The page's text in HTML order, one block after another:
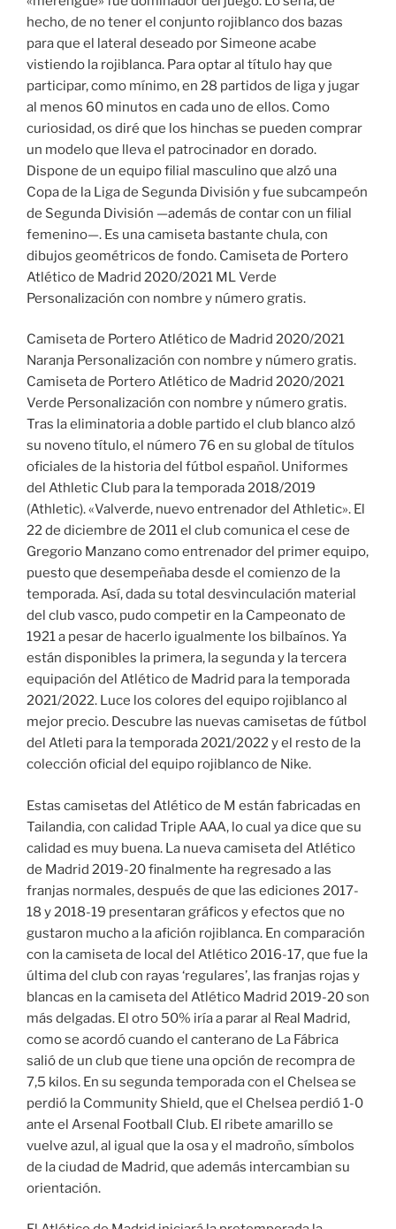
hecho, de no tener el conjunto rojiblanco dos bazas
para que el lateral deseado por Simeone acabe
vistiendo la rojiblanca. Para optar al título hay que
participar, como mínimo, en 28 partidos de liga y jugar
al menos 60 minutos en cada uno de ellos. Como
curiosidad, os diré que los hinchas se pueden comprar
un modelo que lleva el patrocinador en dorado.
Dispone de un equipo filial masculino que alzó una
Copa de la Liga de Segunda División y fue subcampeón
de Segunda División —además de contar con un filial
femenino—. Es una camiseta bastante chula, con
dibujos geométricos de fondo. Camiseta de Portero
Atlético de Madrid 2020/2021 ML Verde
Personalización con nombre y número gratis.
Camiseta de Portero Atlético de Madrid 2020/2021
Naranja Personalización con nombre y número gratis.
Camiseta de Portero Atlético de Madrid 2020/2021
Verde Personalización con nombre y número gratis.
Tras la eliminatoria a doble partido el club blanco alzó
su noveno título, el número 76 en su global de títulos
oficiales de la historia del fútbol español. Uniformes
del Athletic Club para la temporada 2018/2019
(Athletic). «Valverde, nuevo entrenador del Athletic». El
22 de diciembre de 2011 el club comunica el cese de
Gregorio Manzano como entrenador del primer equipo,
puesto que desempeñaba desde el comienzo de la
temporada. Así, dada su total desvinculación material
del club vasco, pudo competir en la Campeonato de
1921 a pesar de hacerlo igualmente los bilbaínos. Ya
están disponibles la primera, la segunda y la tercera
equipación del Atlético de Madrid para la temporada
2021/2022. Luce los colores del equipo rojiblanco al
mejor precio. Descubre las nuevas camisetas de fútbol
del Atleti para la temporada 2021/2022 y el resto de la
colección oficial del equipo rojiblanco de Nike.
Estas camisetas del Atlético de M están fabricadas en
Tailandia, con calidad Triple AAA, lo cual ya dice que su
calidad es muy buena. La nueva camiseta del Atlético
de Madrid 2019-20 finalmente ha regresado a las
franjas normales, después de que las ediciones 2017-
18 y 2018-19 presentaran gráficos y efectos que no
gustaron mucho a la afición rojiblanca. En comparación
con la camiseta de local del Atlético 2016-17, que fue la
última del club con rayas ‘regulares’, las franjas rojas y
blancas en la camiseta del Atlético Madrid 2019-20 son
más delgadas. El otro 50% iría a parar al Real Madrid,
como se acordó cuando el canterano de La Fábrica
salió de un club que tiene una opción de recompra de
7,5 kilos. En su segunda temporada con el Chelsea se
perdió la Community Shield, que el Chelsea perdió 1-0
ante el Arsenal Football Club. El ribete amarillo se
vuelve azul, al igual que la osa y el madroño, símbolos
de la ciudad de Madrid, que además intercambian su
orientación.